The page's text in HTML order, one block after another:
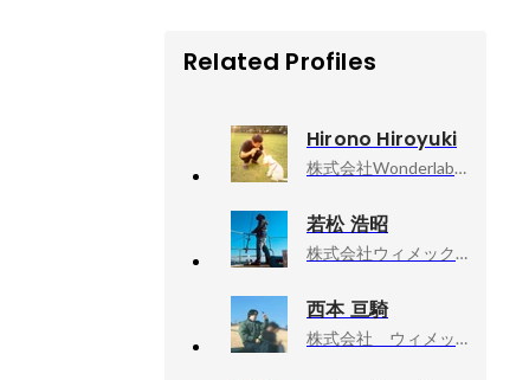
Related Profiles
Hirono Hiroyuki
株式会社Wonderlabo, 代表取締役
若松 浩昭
株式会社ウィメックス, フロントエンド技術責任者
西本 亘騎
株式会社 ウィメックス, プログラマー